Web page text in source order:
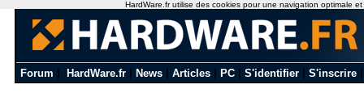
Forum HardWare.fr News Articles PC S'identifier S'inscrire
HardWare.fr utilise des cookies pour une navigation optimale